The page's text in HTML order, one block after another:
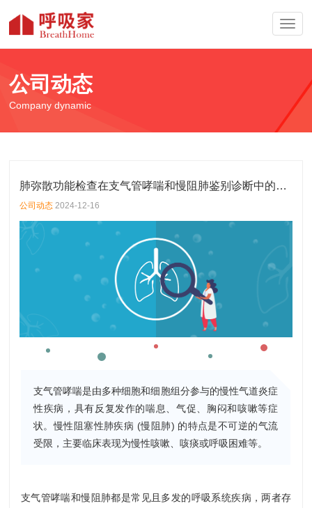
产品及解决方案
公司资讯
English
400-030-1510
公司动态
Company dynamic
肺弥散功能检查在支气管哮喘和慢阻肺鉴别诊断中的意义
公司动态2024-12-16
支气管哮喘是由多种细胞和细胞组分参与的慢性气道炎症
性疾病，具有反复发作的喘息、气促、胸闷和咳嗽等症
状。慢性阻塞性肺疾病 (慢阻肺) 的特点是不可逆的气流
受限，主要临床表现为慢性咳嗽、咳痰或呼吸困难等。
支气管哮喘和慢阻肺都是常见且多发的呼吸系统疾病，两者存